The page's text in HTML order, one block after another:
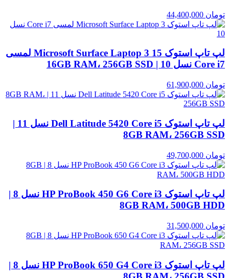
تومان
لپ تاپ استوک Microsoft Surface Laptop 3 15 لمسی
Core i7 نسل 10 | 16GB RAM، 256GB SSD
تومان
لپ تاپ استوک Dell Latitude 5420 Core i5 نسل 11 |
8GB RAM، 256GB SSD
تومان
لپ تاپ استوک HP ProBook 450 G6 Core i3 نسل 8 |
8GB RAM، 500GB HDD
تومان
لپ تاپ استوک HP ProBook 650 G4 Core i3 نسل 8 |